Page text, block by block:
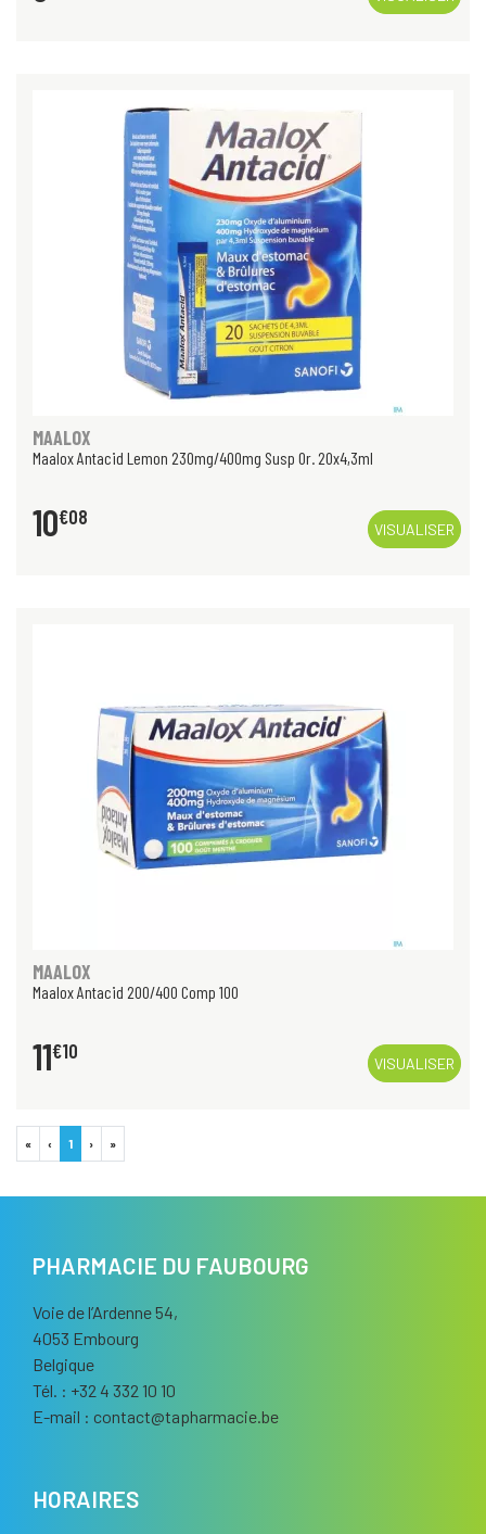
MAALOX
Maalox Antacid Lemon 230mg/400mg Susp Or. 20x4,3ml
10€08
VISUALISER
MAALOX
Maalox Antacid 200/400 Comp 100
11€10
VISUALISER
« ‹ 1 › »
PHARMACIE DU FAUBOURG
Voie de l’Ardenne 54,
4053 Embourg
Belgique
Tél. : +32 4 332 10 10
E-mail : contact@tapharmacie.be
HORAIRES